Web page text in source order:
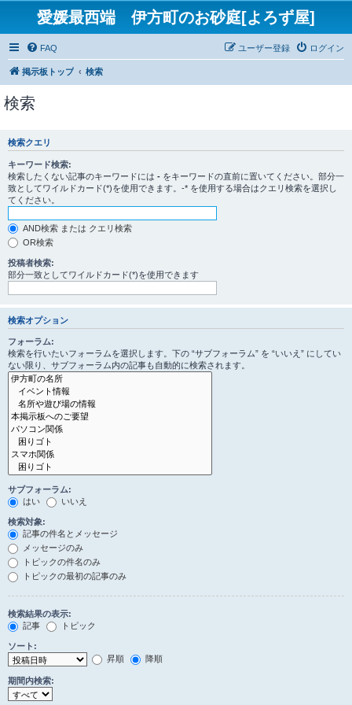
愛媛最西端 伊方町のお砂庭[よろず屋]
FAQ ログイン
ユーザー登録
掲示板トップ 検索
検索
検索クエリ
キーワード検索:
検索したくない記事のキーワードには - をキーワードの直前に置いてください。部分一
致としてワイルドカード(*)を使用できます。-* を使用する場合はクエリ検索を選択し
てください。
AND検索 または クエリ検索
OR検索
投稿者検索:
部分一致としてワイルドカード(*)を使用できます
検索オプション
フォーラム:
検索を行いたいフォーラムを選択します。下の “サブフォーラム” を “いいえ” にしてい
ない限り、サブフォーラム内の記事も自動的に検索されます。
サブフォーラム:
はい
いいえ
検索対象:
記事の件名とメッセージ
メッセージのみ
トピックの件名のみ
トピックの最初の記事のみ
検索結果の表示:
記事
トピック
ソート:
昇順
降順
期間内検索: